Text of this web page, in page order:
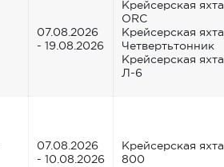
07.08.2026
- 19.08.2026
Крейсерская яхта
ORC
Крейсерская яхта
Четвертьтонник
Крейсерская яхта
Л-6
07.08.2026
- 10.08.2026
Крейсерская яхта
800